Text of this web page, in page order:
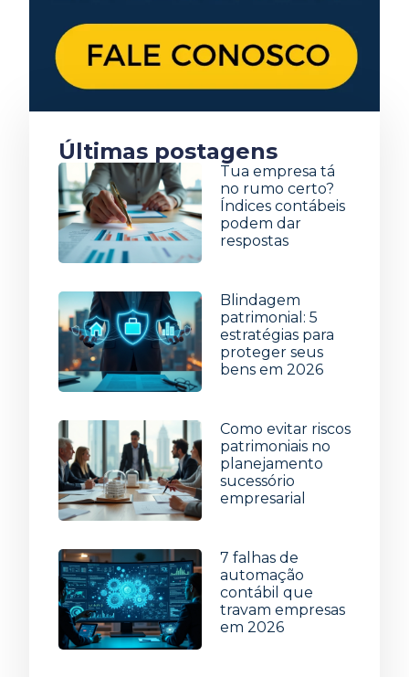
Últimas postagens
Tua empresa tá
no rumo certo?
Índices contábeis
podem dar
respostas
Blindagem
patrimonial: 5
estratégias para
proteger seus
bens em 2026
Como evitar riscos
patrimoniais no
planejamento
sucessório
empresarial
7 falhas de
automação
contábil que
travam empresas
em 2026